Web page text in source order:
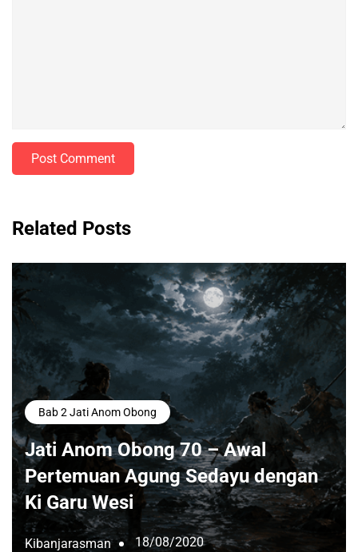
Post Comment
Related Posts
Bab 2 Jati Anom Obong
Jati Anom Obong 70 – Awal
Pertemuan Agung Sedayu dengan
Ki Garu Wesi
Kibanjarasman 18/08/2020